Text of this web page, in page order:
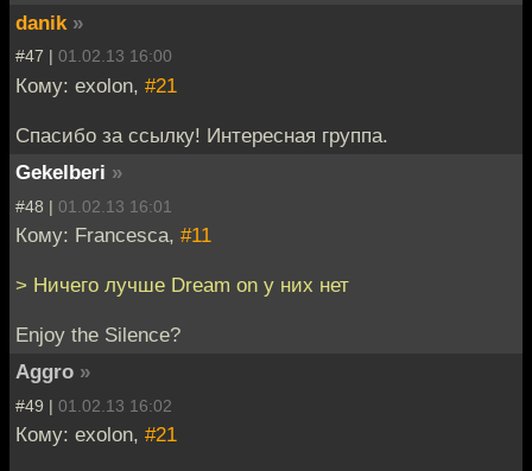
danik »
#47 | 01.02.13 16:00
Кому: exolon, #21
Спасибо за ссылку! Интересная группа.
Gekelberi »
#48 | 01.02.13 16:01
Кому: Francesca, #11
> Ничего лучше Dream on у них нет
Enjoy the Silence?
Aggro »
#49 | 01.02.13 16:02
Кому: exolon, #21